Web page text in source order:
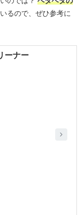
るので、ぜひ参考に
ーナー